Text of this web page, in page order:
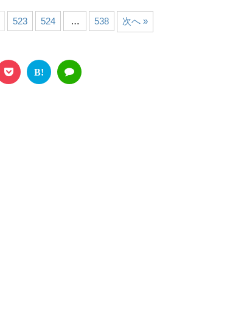
523 524 … 538 次へ »
B!